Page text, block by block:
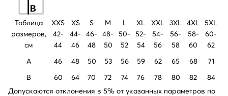
Таблица
размеров,
см
XXS
42-
44
XS
44-
46
S
46-
48
M
48-
50
L
50-
52
XL
52-
54
XXL
54-
56
3XL
56-
58
4XL
58-
60
5XL
60-
62
A
46 48 50 53 56 59 62 65 68
71
B
60 64 70 72 74 76 78 80 82
84
Допускаются отклонения в 5% от указанных параметров по